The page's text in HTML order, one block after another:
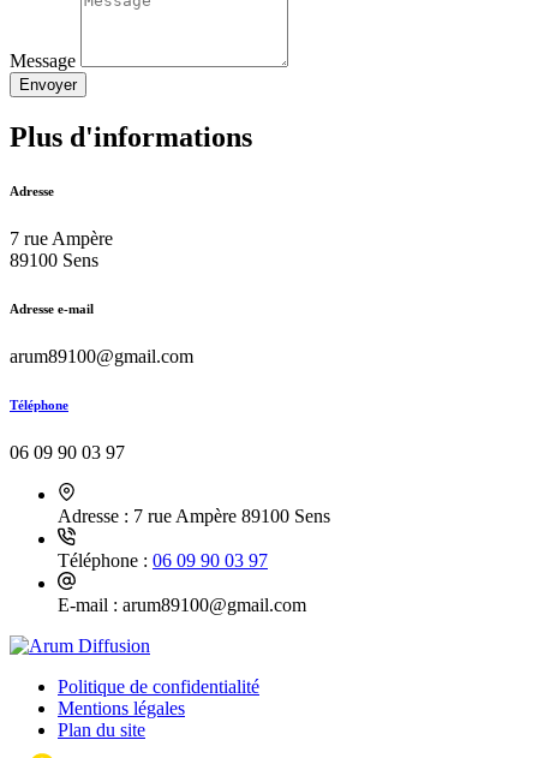
Message
Envoyer
Plus d'informations
Adresse
7 rue Ampère
89100 Sens
Adresse e-mail
arum89100@gmail.com
Téléphone
06 09 90 03 97
Adresse : 7 rue Ampère 89100 Sens
Téléphone : 06 09 90 03 97
E-mail : arum89100@gmail.com
Politique de confidentialité
Mentions légales
Plan du site